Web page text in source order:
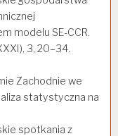
modelu SE-CCR.
3, 20–34.
Zachodnie we
statystyczna na
spotkania z